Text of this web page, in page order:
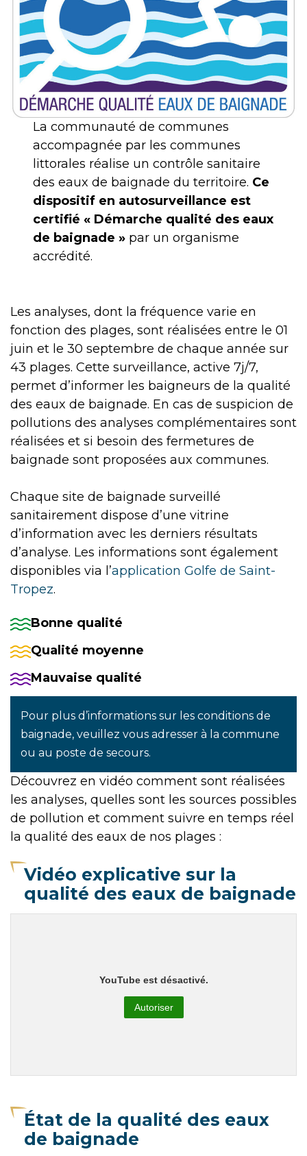
La communauté de communes
accompagnée par les communes
littorales réalise un contrôle sanitaire
des eaux de baignade du territoire. Ce
dispositif en autosurveillance est
certifié « Démarche qualité des eaux
de baignade » par un organisme
accrédité.
Les analyses, dont la fréquence varie en
fonction des plages, sont réalisées entre le 01
juin et le 30 septembre de chaque année sur
43 plages. Cette surveillance, active 7j/7,
permet d’informer les baigneurs de la qualité
des eaux de baignade. En cas de suspicion de
pollutions des analyses complémentaires sont
réalisées et si besoin des fermetures de
baignade sont proposées aux communes.
Chaque site de baignade surveillé
sanitairement dispose d’une vitrine
d’information avec les derniers résultats
d’analyse. Les informations sont également
disponibles via l’application Golfe de Saint-
Tropez.
Bonne qualité
Qualité moyenne
Mauvaise qualité
Pour plus d’informations sur les conditions de
baignade, veuillez vous adresser à la commune
ou au poste de secours.
Découvrez en vidéo comment sont réalisées
les analyses, quelles sont les sources possibles
de pollution et comment suivre en temps réel
la qualité des eaux de nos plages :
Vidéo explicative sur la
qualité des eaux de baignade
YouTube est désactivé.
Autoriser
État de la qualité des eaux
de baignade